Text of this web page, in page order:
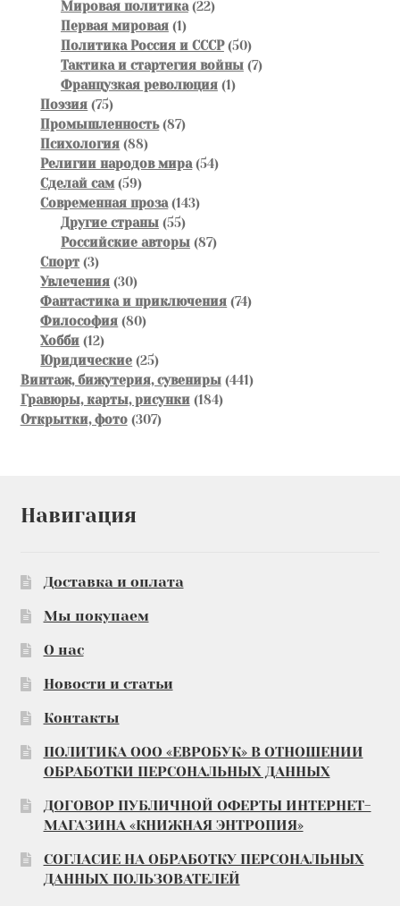
Мировая политика 2222
Первая мировая 11
товар
Политика Россия и СССР 5050
товаров
Тактика и стартегия войны 77
Французкая революция 11
Поэзия 7575
товаров
Промышленность 8787
Психология 8888
товаров
Религии народов мира 5454
Сделай сам 5959
товаров
Современная проза 143143
Другие страны 5555
товаров
Российские авторы 8787
Спорт 33
товара
Увлечения 3030
товаров
Фантастика и приключения 7474
Философия 8080
Хобби 1212
товаров
Юридические 2525
товаров
Винтаж, бижутерия, сувениры 441441
Гравюры, карты, рисунки 184184
Открытки, фото 307307
Навигация
Доставка и оплата
Мы покупаем
О нас
Новости и статьи
Контакты
ПОЛИТИКА ООО «ЕВРОБУК» В ОТНОШЕНИИ
ОБРАБОТКИ ПЕРСОНАЛЬНЫХ ДАННЫХ
ДОГОВОР ПУБЛИЧНОЙ ОФЕРТЫ ИНТЕРНЕТ-
МАГАЗИНА «КНИЖНАЯ ЭНТРОПИЯ»
СОГЛАСИЕ НА ОБРАБОТКУ ПЕРСОНАЛЬНЫХ
ДАННЫХ ПОЛЬЗОВАТЕЛЕЙ